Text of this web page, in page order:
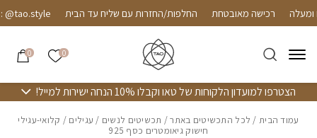
Skip to Contentרכישה מאובטחת החלפות/החזרות עם שליח עד הבית
0 הרשימה
0
הצטרפו למועדון הלקוחות של טאו וקבלו 10% הנחה ישירות למייל!
עמוד הבית / לכל התכשיטים באתר/ תכשיטים לנשים / עגילים / קלואי-עגילי
חישוק גיאומטרים כסף 925
בחזרה למעלה